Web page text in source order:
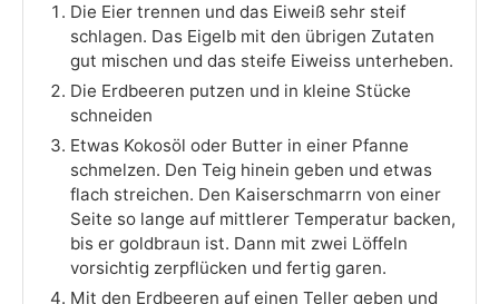
Die Eier trennen und das Eiweiß sehr steif
schlagen. Das Eigelb mit den übrigen Zutaten
gut mischen und das steife Eiweiss unterheben.
Die Erdbeeren putzen und in kleine Stücke
schneiden
Etwas Kokosöl oder Butter in einer Pfanne
schmelzen. Den Teig hinein geben und etwas
flach streichen. Den Kaiserschmarrn von einer
Seite so lange auf mittlerer Temperatur backen,
bis er goldbraun ist. Dann mit zwei Löffeln
vorsichtig zerpflücken und fertig garen.
Mit den Erdbeeren auf einen Teller geben und